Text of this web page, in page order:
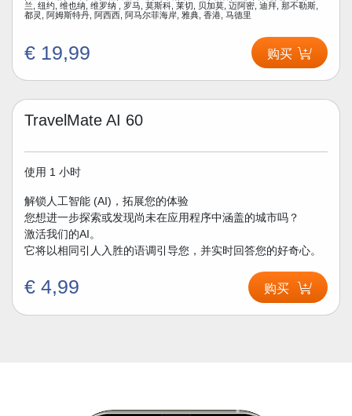
兰, 纽约, 维也纳, 维罗纳 , 罗马, 莫斯科, 莱切, 贝加莫, 迈阿密, 迪拜, 那不勒斯,
都灵, 阿姆斯特丹, 阿西西, 阿马尔菲海岸, 雅典, 香港, 马德里
€ 19,99 购买
TravelMate AI 60
使用 1 小时
解锁人工智能 (AI)，拓展您的体验
您想进一步探索或发现尚未在应用程序中涵盖的城市吗？
激活我们的AI。
它将以相同引人入胜的语调引导您，并实时回答您的好奇心。
€ 4,99 购买